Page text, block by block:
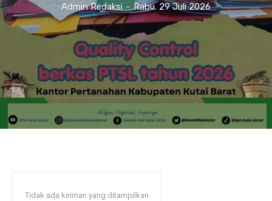
Admin Redaksi - Rabu. 29 Juli 2026
Tidak ada kiriman yang ditampilkan